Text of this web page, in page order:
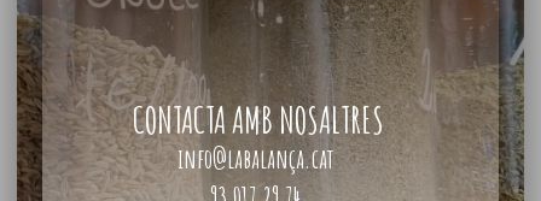
CONTACTA AMB NOSALTRES
info@labalança.cat